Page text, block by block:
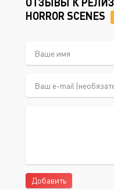
HORROR SCENES
Добавить